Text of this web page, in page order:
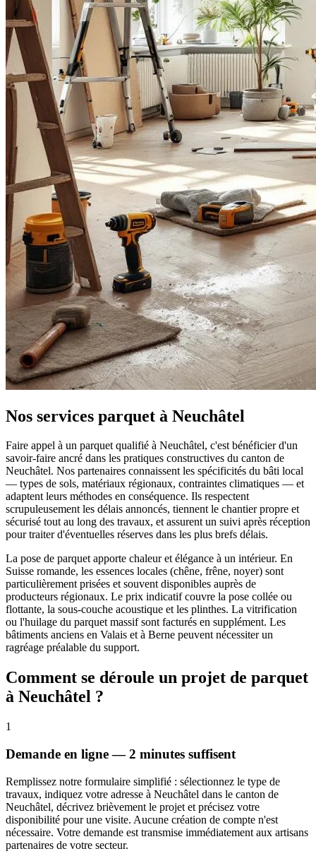
Nos services parquet à Neuchâtel
Faire appel à un parquet qualifié à Neuchâtel, c'est bénéficier d'un
savoir-faire ancré dans les pratiques constructives du canton de
Neuchâtel. Nos partenaires connaissent les spécificités du bâti local
— types de sols, matériaux régionaux, contraintes climatiques — et
adaptent leurs méthodes en conséquence. Ils respectent
scrupuleusement les délais annoncés, tiennent le chantier propre et
sécurisé tout au long des travaux, et assurent un suivi après réception
pour traiter d'éventuelles réserves dans les plus brefs délais.
La pose de parquet apporte chaleur et élégance à un intérieur. En
Suisse romande, les essences locales (chêne, frêne, noyer) sont
particulièrement prisées et souvent disponibles auprès de
producteurs régionaux. Le prix indicatif couvre la pose collée ou
flottante, la sous-couche acoustique et les plinthes. La vitrification
ou l'huilage du parquet massif sont facturés en supplément. Les
bâtiments anciens en Valais et à Berne peuvent nécessiter un
ragréage préalable du support.
Comment se déroule un projet de parquet
à Neuchâtel ?
1
Demande en ligne — 2 minutes suffisent
Remplissez notre formulaire simplifié : sélectionnez le type de
travaux, indiquez votre adresse à Neuchâtel dans le canton de
Neuchâtel, décrivez brièvement le projet et précisez votre
disponibilité pour une visite. Aucune création de compte n'est
nécessaire. Votre demande est transmise immédiatement aux artisans
partenaires de votre secteur.